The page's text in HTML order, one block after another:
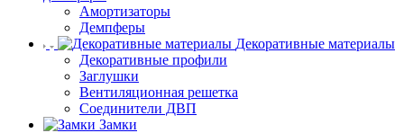
Амортизаторы
Демпферы
Декоративные материалы
Декоративные профили
Заглушки
Вентиляционная решетка
Соединители ДВП
Замки